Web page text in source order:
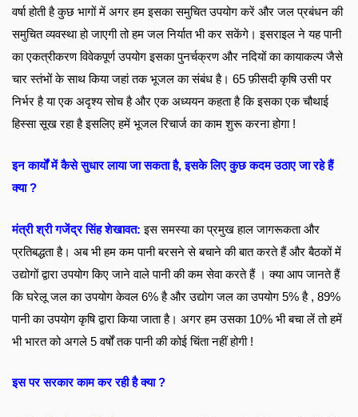
वर्षा होती है कुछ भागों में अगर हम इसका समुचित उपयोग करें और जल प्रबंधन की
समुचित व्यवस्था हो जाएगी तो हम जल निर्यात भी कर सकेंगे। इसराइल ने यह पानी
का एकत्रीकरण विवेकपूर्ण उपयोग इसका पुनर्चक्रण और नदियों का कायाकल्प जैसे
चार स्तंभों के साथ किया जहां तक भूजल का संबंध है। 65 फ़ीसदी कृषि उसी पर
निर्भर है या एक अदृश्य सोच है और एक अध्ययन कहता है कि इसका एक चौथाई
हिस्सा सूख रहा है इसलिए हमें भूजल रिचार्ज का काम शुरू करना होगा !
इन कार्यों में कैसे सुधार लाया जा सकता है, इसके लिए कुछ कदम उठाए जा रहे हैं
क्या ?
मंत्री श्री गजेंद्र सिंह शेखावत: इस समस्या का प्रमुख हाल जागरूकता और
प्रतिबद्धता है। अब भी हम कम पानी बरसने से बचाने की बात करते हैं और बैठकों में
उद्योगों द्वारा उपयोग किए जाने वाले पानी की कम सेवा करते हैं । क्या आप जानते हैं
कि घरेलू जल का उपयोग केवल 6% है और उद्योग जल का उपयोग 5% है , 89%
पानी का उपयोग कृषि द्वारा किया जाता है। अगर हम उसका 10% भी बचा लें तो हमें
भी भारत को अगले 5 वर्षों तक पानी की कोई चिंता नहीं होगी !
इस पर सरकार काम कर रही है क्या ?